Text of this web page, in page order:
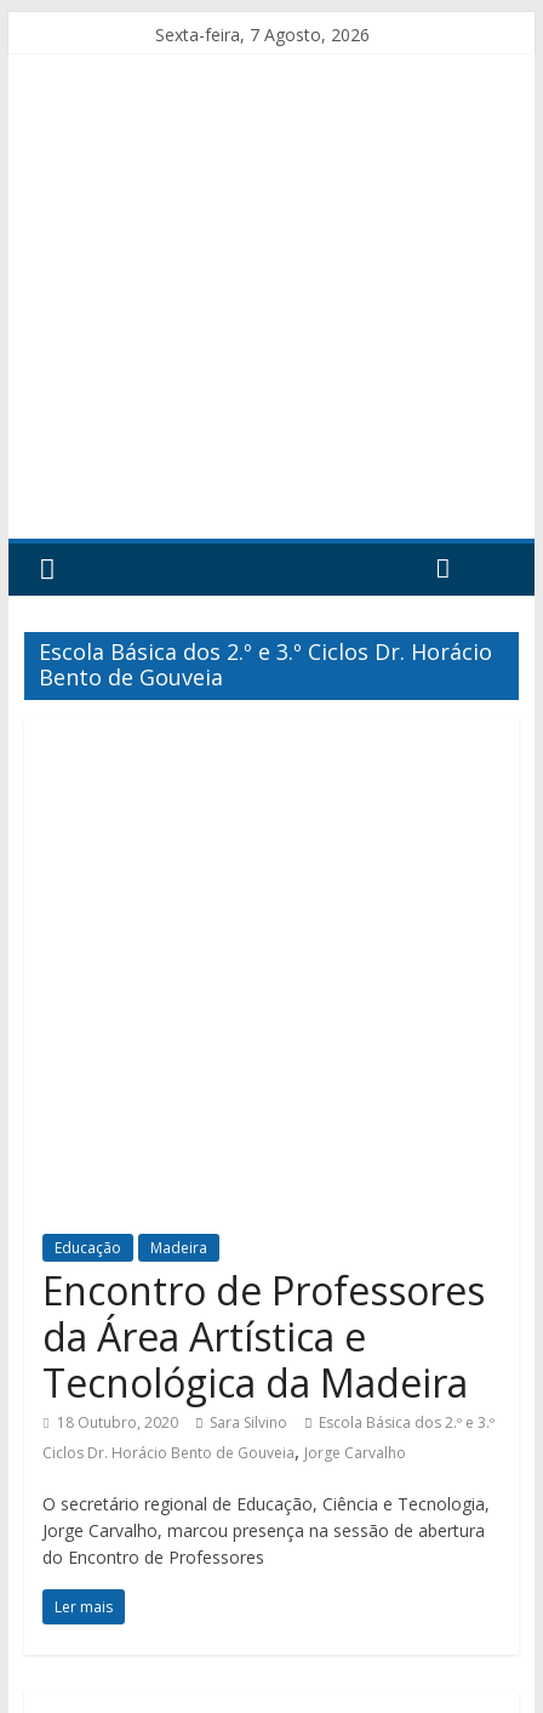
Sexta-feira, 7 Agosto, 2026
Escola Básica dos 2.º e 3.º Ciclos Dr. Horácio
Bento de Gouveia
Educação Madeira
Encontro de Professores
da Área Artística e
Tecnológica da Madeira
18 Outubro, 2020 Sara Silvino
Escola Básica dos 2.º e 3.º
Ciclos Dr. Horácio Bento de Gouveia, Jorge Carvalho
O secretário regional de Educação, Ciência e Tecnologia,
Jorge Carvalho, marcou presença na sessão de abertura
do Encontro de Professores
Ler mais